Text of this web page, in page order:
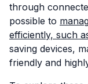
through
possible to
efficiently, such
saving devices,
friendly and